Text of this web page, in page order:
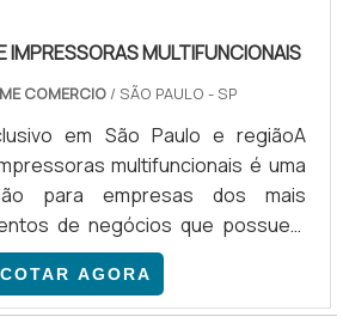
IMPRESSORAS MULTIFUNCIONAIS
COMERCIO/ SÃO PAULO - SP
em São Paulo e regiãoA
multifuncionais é uma
para empresas dos mais
de negócios que possuem
operam como scanner e
documentos, como copiadoras e
monocromáticas ou
COTAR AGORA